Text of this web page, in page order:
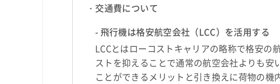
・交通費について
- 飛行機は格安航空会社（LCC）を活用する
LCCとはローコストキャリアの略称で格安
ストを抑えることで通常の航空会社よりも
ことができるメリットと引き換えに荷物の